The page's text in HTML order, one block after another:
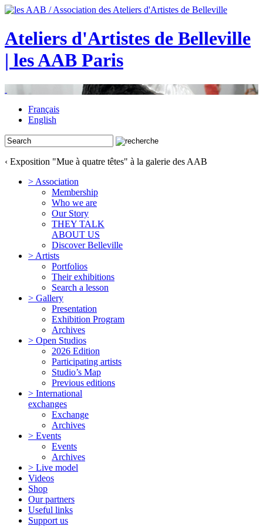
Ateliers d'Artistes de Belleville
| les AAB Paris
Français
English
‹ Exposition "Mue à quatre têtes" à la galerie des AAB
> Association
Membership
Who we are
Our Story
THEY TALK
ABOUT US
Discover Belleville
> Artists
Portfolios
Their exhibitions
Search a lesson
> Gallery
Presentation
Exhibition Program
Archives
> Open Studios
2026 Edition
Participating artists
Studio’s Map
Previous editions
> International
exchanges
Exchange
Archives
> Events
Events
Archives
> Live model
Videos
Shop
Our partners
Useful links
Support us